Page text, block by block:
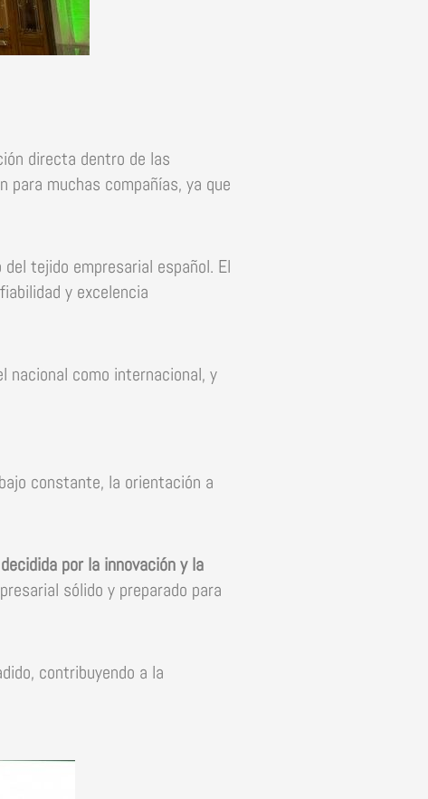
directa dentro de las
para muchas compañías, ya que
tejido empresarial español. El
y excelencia
nacional como internacional, y
constante, la orientación a
por la innovación y la
sólido y preparado para
contribuyendo a la